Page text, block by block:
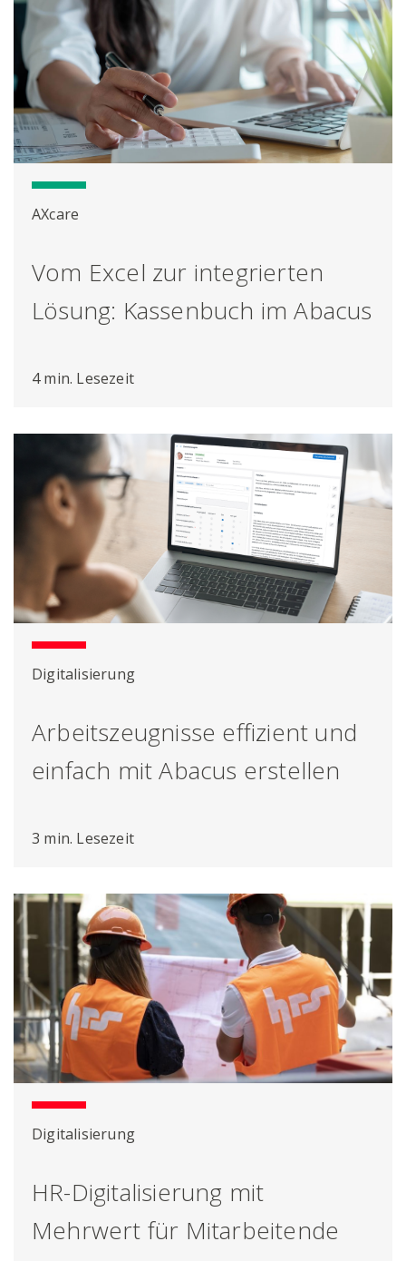
AXcare
Vom Excel zur integrierten
Lösung: Kassenbuch im Abacus
4 min. Lesezeit
Digitalisierung
Arbeitszeugnisse effizient und
einfach mit Abacus erstellen
3 min. Lesezeit
Digitalisierung
HR-Digitalisierung mit
Mehrwert für Mitarbeitende